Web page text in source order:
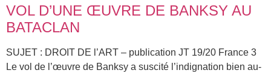
VOL D’UNE ŒUVRE DE BANKSY AU
BATACLAN
SUJET : DROIT DE l’ART – publication JT 19/20 France 3
Le vol de l’œuvre de Banksy a suscité l’indignation bien au-